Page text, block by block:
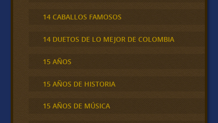
14 CABALLOS FAMOSOS
14 DUETOS DE LO MEJOR DE COLOMBIA
15 AÑOS
15 AÑOS DE HISTORIA
15 AÑOS DE MÚSICA